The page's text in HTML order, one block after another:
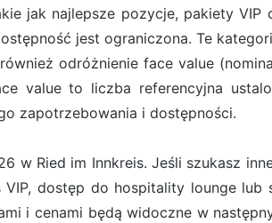
jak najlepsze pozycje, pakiety VIP
jest ograniczona. Te
odróżnienie face value
value to liczba referencyjna
zapotrzebowania i dostępności.
w Ried im Innkreis. Jeśli szukasz
dostęp do hospitality lounge lub
i cenami będą widoczne w